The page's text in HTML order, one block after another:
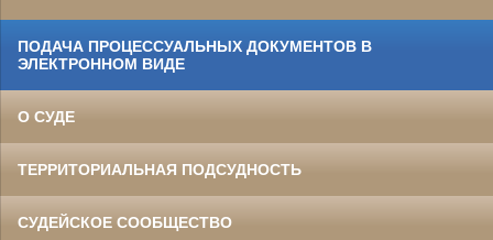
ПОДАЧА ПРОЦЕССУАЛЬНЫХ ДОКУМЕНТОВ В
ЭЛЕКТРОННОМ ВИДЕ
О СУДЕ
ТЕРРИТОРИАЛЬНАЯ ПОДСУДНОСТЬ
СУДЕЙСКОЕ СООБЩЕСТВО